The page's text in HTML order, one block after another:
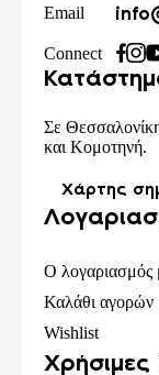
Email
Connect
Σε
και Κομοτηνή.
Χάρτης
Ο λογαριασμός
Καλάθι αγορών
Wishlist